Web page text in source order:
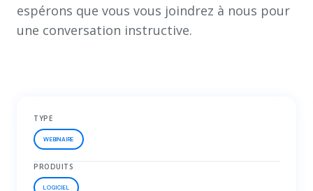
espérons que vous vous joindrez à nous pour
une conversation instructive.
TYPE
WEBINAIRE
PRODUITS
LOGICIEL